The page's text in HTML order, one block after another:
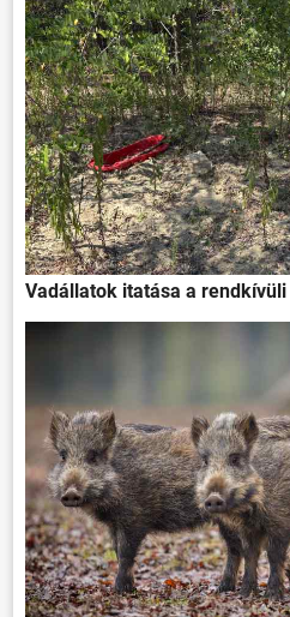
Vadállatok itatása a